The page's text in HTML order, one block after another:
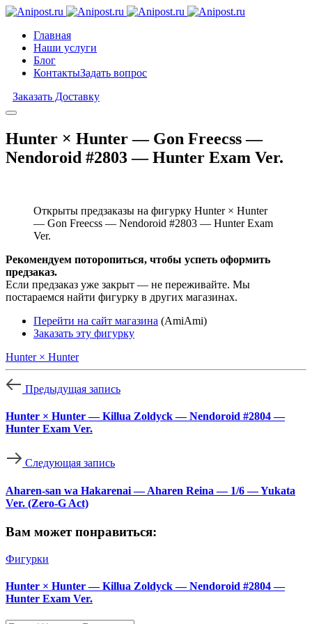
Главная
Наши услуги
Блог
КонтактыЗадать вопрос
Заказать Доставку
Hunter × Hunter — Gon Freecss —
Nendoroid #2803 — Hunter Exam Ver.
Открыты предзаказы на фигурку Hunter × Hunter
— Gon Freecss — Nendoroid #2803 — Hunter Exam
Ver.
Рекомендуем поторопиться, чтобы успеть оформить
предзаказ.
Если предзаказ уже закрыт — не переживайте. Мы
постараемся найти фигурку в других магазинах.
Перейти на сайт магазина (AmiAmi)
Заказать эту фигурку
Hunter × Hunter
Предыдущая запись
Hunter × Hunter — Killua Zoldyck — Nendoroid #2804 —
Hunter Exam Ver.
Следующая запись
Aharen-san wa Hakarenai — Aharen Reina — 1/6 — Yukata
Ver. (Zero-G Act)
Вам может понравиться:
Фигурки
Hunter × Hunter — Killua Zoldyck — Nendoroid #2804 —
Hunter Exam Ver.